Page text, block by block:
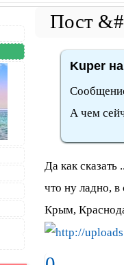
Kuper
А чем
Да как
что ну ладно,
Крым,